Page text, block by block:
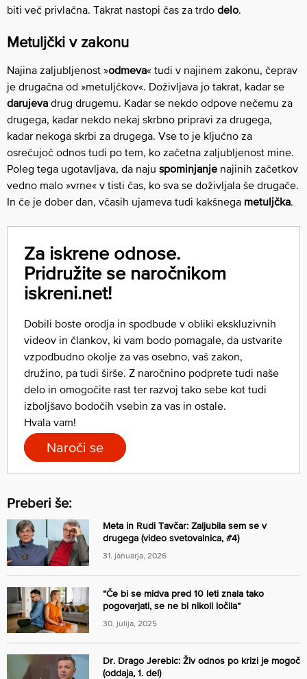
biti več privlačna. Takrat nastopi čas za trdo delo.
Metuljčki v zakonu
Najina zaljubljenost »odmeva« tudi v najinem zakonu, čeprav
je drugačna od »metuljčkov«. Doživljava jo takrat, kadar se
darujeva drug drugemu. Kadar se nekdo odpove nečemu za
drugega, kadar nekdo nekaj skrbno pripravi za drugega,
kadar nekoga skrbi za drugega. Vse to je ključno za
osrečujoč odnos tudi po tem, ko začetna zaljubljenost mine.
Poleg tega ugotavljava, da naju spominjanje najinih začetkov
vedno malo »vrne« v tisti čas, ko sva se doživljala še drugače.
In če je dober dan, včasih ujameva tudi kakšnega metuljčka.
Za iskrene odnose.
Pridružite se naročnikom
iskreni.net!
Dobili boste orodja in spodbude v obliki ekskluzivnih
videov in člankov, ki vam bodo pomagale, da ustvarite
vzpodbudno okolje za vas osebno, vaš zakon,
družino, pa tudi širše. Z naročnino podprete tudi naše
delo in omogočite rast ter razvoj tako sebe kot tudi
izboljšavo bodočih vsebin za vas in ostale.
Hvala vam!
Naroči se
Preberi še:
Meta in Rudi Tavčar: Zaljubila sem se v
drugega (video svetovalnica, #4)
31. januarja, 2026
“Če bi se midva pred 10 leti znala tako
pogovarjati, se ne bi nikoli ločila”
30. julija, 2025
Dr. Drago Jerebic: Živ odnos po krizi je mogoč
(oddaja, 1. del)